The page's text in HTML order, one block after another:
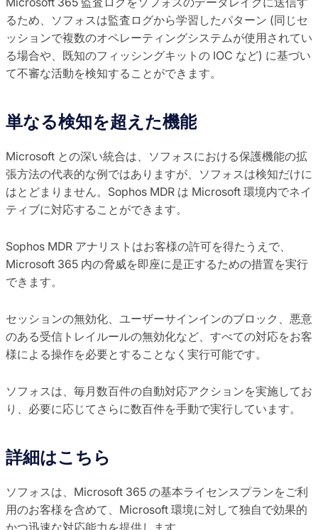
るため、ソフォスは監査ログから学習したパターン (同じセ
ッションで複数のオペレーティングシステムが使用されてい
る場合や、既知のフィッシングキットの IOC など) に基づい
て不審な活動を検知することができます。
単なる検知を超えた機能
Microsoft との深い統合は、ソフォスにおける保護機能の拡
張方法の代表的な例ではありますが、ソフォスは検知だけに
はとどまりません。Sophos MDR は Microsoft 環境内でネイ
ティブに対応することができます。
Sophos MDR アナリストはお客様の許可を得たうえで、
Microsoft 365 内の脅威を即座に是正するための措置を実行
できます。
セッションの無効化、ユーザーサインインのブロック、悪意
のある受信トレイルールの無効化など、すべての対応をお客
様による操作を必要とすることなく実行可能です。
ソフォスは、毎月数百件の自動対応アクションを実施してお
り、必要に応じてさらに数百件を手動で実行しています。
詳細はこちら
ソフォスは、Microsoft 365 の基本ライセンスプランをご利
用のお客様を含めて、Microsoft 環境に対して独自で効果的
かつ迅速な対応能力を提供します。